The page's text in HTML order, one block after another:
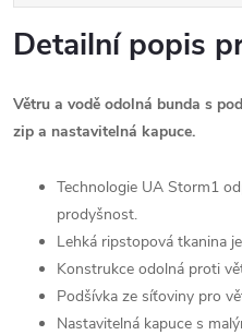
Detailní popis
Větru a vodě odolná bunda s
zip a nastavitelná kapuce.
Technologie UA Storm1
prodyšnost.
Lehká ripstopová tkanina
Konstrukce odolná proti
Podšívka ze síťoviny pro
Nastavitelná kapuce s